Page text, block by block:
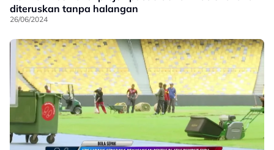
diteruskan tanpa halangan
26/06/2024